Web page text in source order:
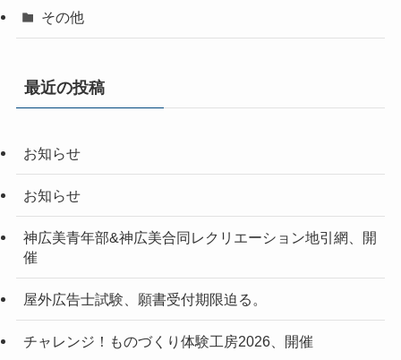
その他
最近の投稿
お知らせ
お知らせ
神広美青年部&神広美合同レクリエーション地引網、開
催
屋外広告士試験、願書受付期限迫る。
チャレンジ！ものづくり体験工房2026、開催